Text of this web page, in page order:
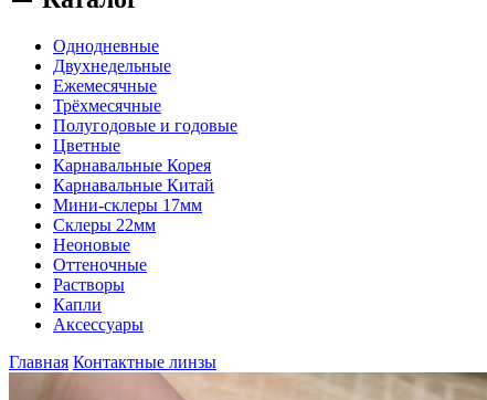
Однодневные
Двухнедельные
Ежемесячные
Трёхмесячные
Полугодовые и годовые
Цветные
Карнавальные Корея
Карнавальные Китай
Мини-склеры 17мм
Склеры 22мм
Неоновые
Оттеночные
Растворы
Капли
Аксессуары
Главная Контактные линзы